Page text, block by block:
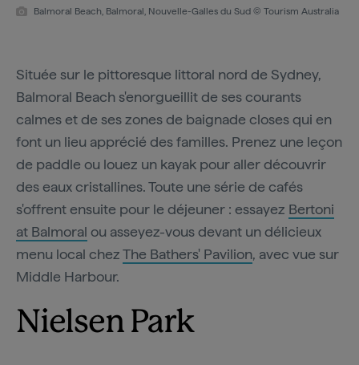
Balmoral Beach, Balmoral, Nouvelle-Galles du Sud © Tourism Australia
Située sur le pittoresque littoral nord de Sydney,
Balmoral Beach s'enorgueillit de ses courants
calmes et de ses zones de baignade closes qui en
font un lieu apprécié des familles. Prenez une leçon
de paddle ou louez un kayak pour aller découvrir
des eaux cristallines. Toute une série de cafés
s'offrent ensuite pour le déjeuner : essayez Bertoni
at Balmoral ou asseyez-vous devant un délicieux
menu local chezThe Bathers' Pavilion, avec vue sur
Middle Harbour.
Nielsen Park